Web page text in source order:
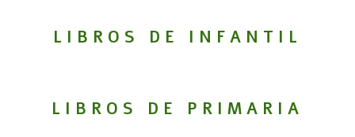
LIBROS DE INFANTIL
LIBROS DE PRIMARIA